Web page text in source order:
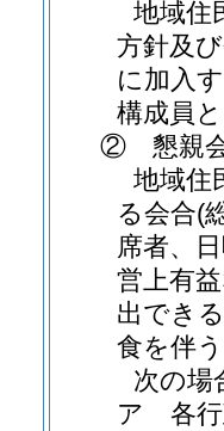
地域住
方針及
に加入
構成員
② 懇親会
地域住
る会合(
席者、
営上有
出でき
食を伴
次の場
ア 各行